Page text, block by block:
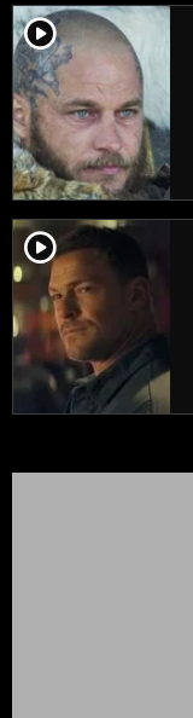
player2
player2